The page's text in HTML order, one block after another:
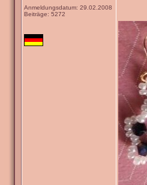
Anmeldungsdatum: 29.02.2008
Beiträge: 5272